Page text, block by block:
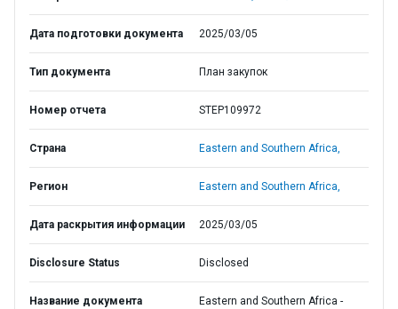
Дата подготовки документа 2025/03/05
Тип документа План закупок
Номер отчета STEP109972
Страна Eastern and Southern Africa,
Регион Eastern and Southern Africa,
Дата раскрытия информации 2025/03/05
Disclosure Status Disclosed
Название документа
Eastern and Southern Africa -